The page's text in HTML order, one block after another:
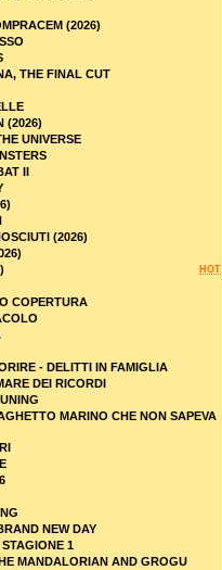
(2026)
THE FINAL CUT
(2026)
UNIVERSE
II
(2026)
HOT
COPERTURA
- DELITTI IN FAMIGLIA
DEI RICORDI
MARINO CHE NON SAPEVA
NEW DAY
1
MANDALORIAN AND GROGU